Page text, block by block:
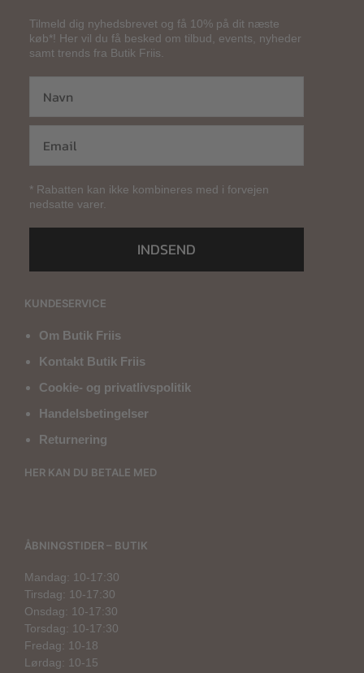
Tilmeld dig nyhedsbrevet og få 10% på dit næste
køb*! Her vil du få besked om tilbud, events, nyheder
samt trends fra Butik Friis.
* Rabatten kan ikke kombineres med i forvejen
nedsatte varer.
INDSEND
KUNDESERVICE
Om Butik Friis
Kontakt Butik Friis
Cookie- og privatlivspolitik
Handelsbetingelser
Returnering
HER KAN DU BETALE MED
ÅBNINGSTIDER – BUTIK
Mandag: 10-17:30
Tirsdag: 10-17:30
Onsdag: 10-17:30
Torsdag: 10-17:30
Fredag: 10-18
Lørdag: 10-15